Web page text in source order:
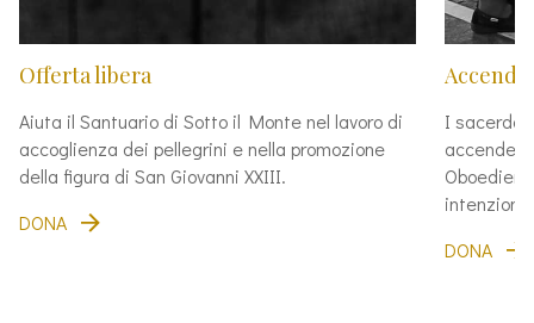
Offerta libera
Aiuta il Santuario di Sotto il Monte nel lavoro di
accoglienza dei pellegrini e nella promozione
della figura di San Giovanni XXIII.
DONA
Accendi
I
intenzioni
DONA